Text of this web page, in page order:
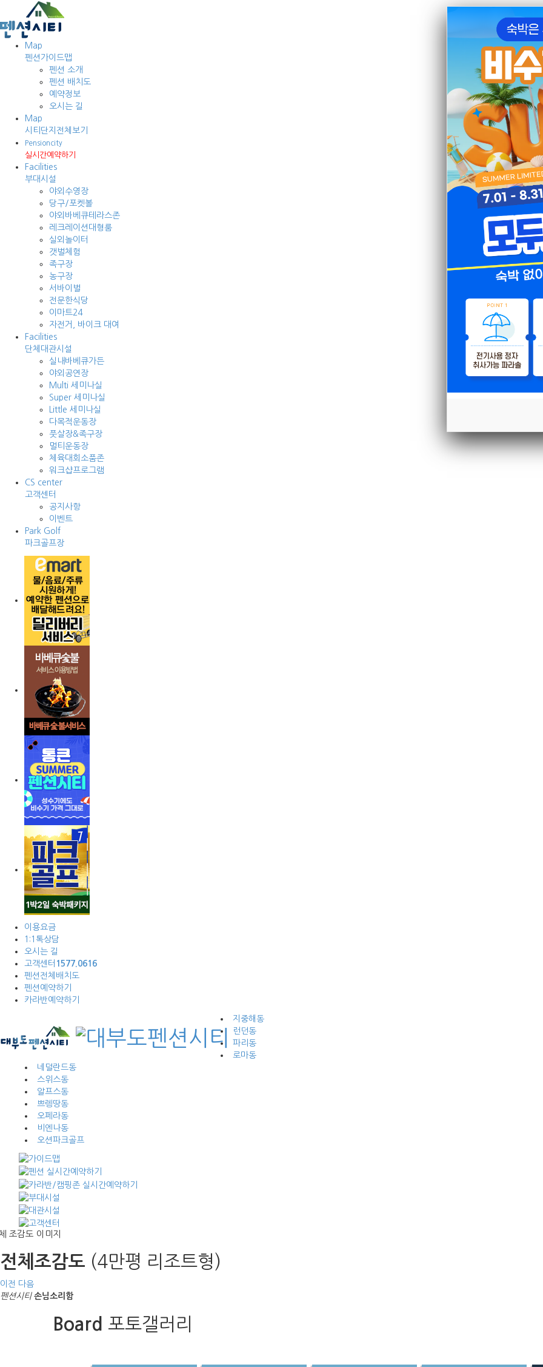
Map
펜션가이드맵
펜션 소개
펜션 배치도
예약정보
오시는 길
Map
시티단지전체보기
Pensioncity
실시간예약하기
Facilities
부대시설
야외수영장
당구/포켓볼
야외바베큐테라스존
레크레이션대형룸
실외놀이터
갯벌체험
족구장
농구장
서바이벌
전문한식당
이마트24
자전거, 바이크 대여
Facilities
단체대관시설
실내바베큐가든
야외공연장
Multi 세미나실
Super 세미나실
Little 세미나실
다목적운동장
풋살장&족구장
멀티운동장
체육대회소품존
워크샵프로그램
CS center
고객센터
공지사항
이벤트
Park Golf
파크골프장
이용요금
1:1톡상담
오시는 길
고객센터 1577.0616
펜션전체배치도
펜션예약하기
카라반예약하기
지중해동
런던동
파리동
로마동
네덜란드동
스위스동
알프스동
쁘렝땅동
오페라동
비엔나동
오션파크골프
전체조감도 (4만평 리조트형)
전체조감도 (4만평 리조트형)
이전 다음
펜션시티 손님소리함
Board 포토갤러리